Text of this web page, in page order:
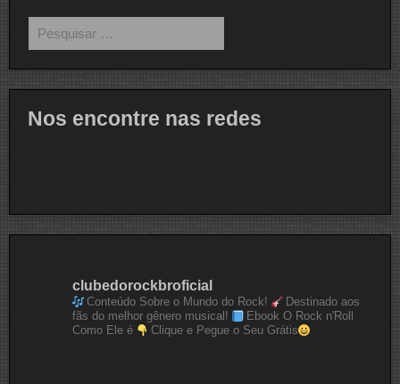
por:
Nos encontre nas redes
clubedorockbroficial
Conteúdo Sobre o Mundo do Rock!
Destinado aos
fãs do melhor gênero musical!
Ebook O Rock n'Roll
Como Ele é
Clique e Pegue o Seu Grátis